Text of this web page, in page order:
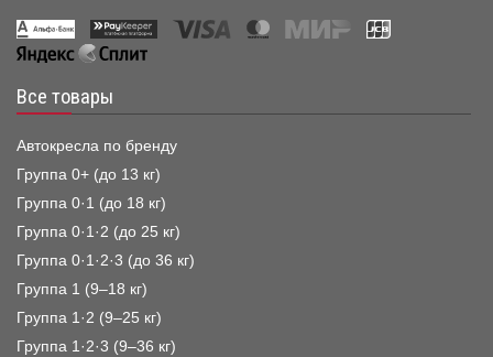
Все товары
Автокресла по бренду
Группа 0+ (до 13 кг)
Группа 0·1 (до 18 кг)
Группа 0·1·2 (до 25 кг)
Группа 0·1·2·3 (до 36 кг)
Группа 1 (9–18 кг)
Группа 1·2 (9–25 кг)
Группа 1·2·3 (9–36 кг)